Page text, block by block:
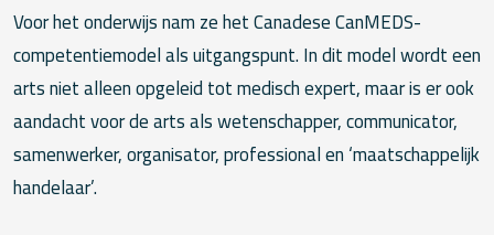
Voor het onderwijs nam ze het Canadese CanMEDS-
competentiemodel als uitgangspunt. In dit model wordt een
arts niet alleen opgeleid tot medisch expert, maar is er ook
aandacht voor de arts als wetenschapper, communicator,
samenwerker, organisator, professional en ‘maatschappelijk
handelaar’.